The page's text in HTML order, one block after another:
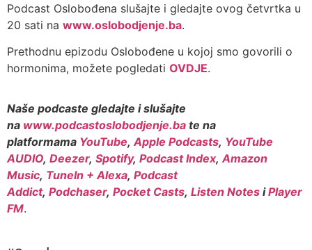
Podcast Oslobođena slušajte i gledajte ovog četvrtka u
20 sati na www.oslobodjenje.ba.
Prethodnu epizodu Oslobođene u kojoj smo govorili o
hormonima, možete pogledati OVDJE.
Naše podcaste gledajte i slušajte
na www.podcastoslobodjenje.ba te na
platformama YouTube,Apple Podcasts, YouTube
AUDIO, Deezer, Spotify, Podcast Index,Amazon
Music, TuneIn + Alexa, Podcast
Addict, Podchaser, Pocket Casts, Listen Notes iPlayer
FM.